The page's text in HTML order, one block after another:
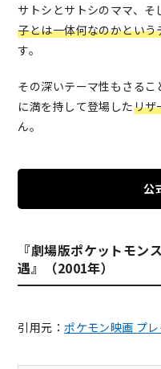
サトシとサトシのママ、そ
子とは一体何なのかという
す。
その深いテーマ性もさる
に満を持して登場したリザ
ん。
公
『劇場版ポケットモン
遇』（2001年）
引用元：ポケモン映画 プ